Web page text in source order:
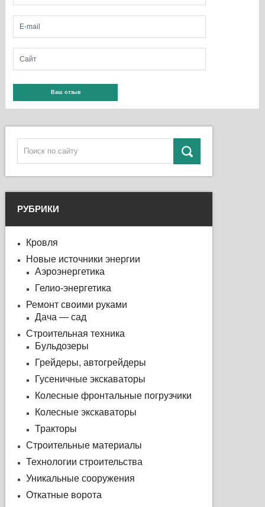
РУБРИКИ
Кровля
Новые источники энергии
Аэроэнергетика
Гелио-энергетика
Ремонт своими руками
Дача — сад
Строительная техника
Бульдозеры
Грейдеры, автогрейдеры
Гусеничные экскаваторы
Колесные фронтальные погрузчики
Колесные экскаваторы
Тракторы
Строительные материалы
Технологии строительства
Уникальные сооружения
Откатные ворота